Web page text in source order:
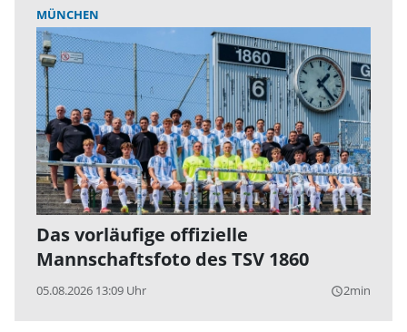
MÜNCHEN
Das vorläufige offizielle
Mannschaftsfoto des TSV 1860
05.08.2026 13:09 Uhr query_builder2min